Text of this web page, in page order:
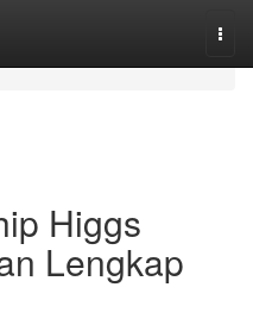
Higgs
Lengkap